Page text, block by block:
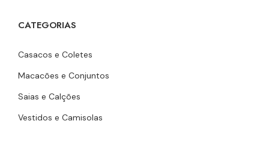
CATEGORIAS
Casacos e Coletes
Macacões e Conjuntos
Saias e Calções
Vestidos e Camisolas